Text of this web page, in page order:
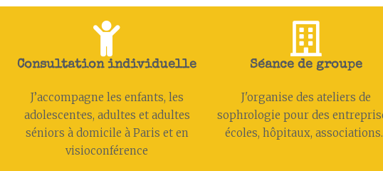
Consultation individuelle
J’accompagne les enfants, les
adolescent·es, adultes et adultes
séniors à domicile à Paris et en
visioconférence
Séance de groupe
J'organise des ateliers de
sophrologie pour des
écoles, hôpitaux,